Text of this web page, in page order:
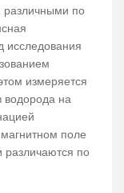
различными по
исследования
измеряется
водорода на
поле
различаются по